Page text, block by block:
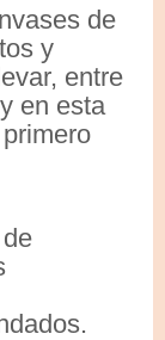
de
y
entre
en esta